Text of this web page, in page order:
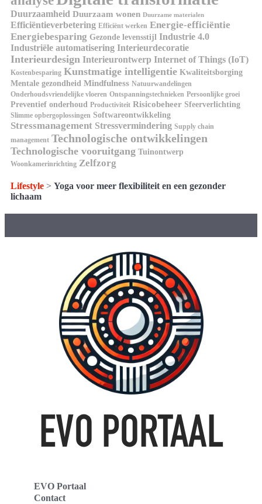
Duurzaamheid Duurzaam wonen Duurzame materialen
Efficiëntieverbetering Efficiënt werken Energie-efficiëntie
Energiebesparing Gezonde levensstijl Industrie 4.0
Industriële automatisering Interieurdecoratie
Interieurdesign Interieurontwerp Internet of Things (IoT)
Kostenbesparing Kunstmatige intelligentie Kwaliteitsborging
Mentale gezondheid Mindfulness Natuurwandelingen
Onderhoudsvriendelijke vloeren Ontspanningstechnieken Persoonlijke groei
Preventief onderhoud Productiviteit Risicobeheer Sfeerverlichting
Slimme opbergoplossingen Softwareontwikkeling
Stressmanagement Stressvermindering Supply chain
management Technologische ontwikkelingen
Technologische vooruitgang Tuinontwerp
Woonkamerinrichting Zelfzorg
Lifestyle > Yoga voor meer flexibiliteit en een gezonder
lichaam
EVO Portaal
Contact